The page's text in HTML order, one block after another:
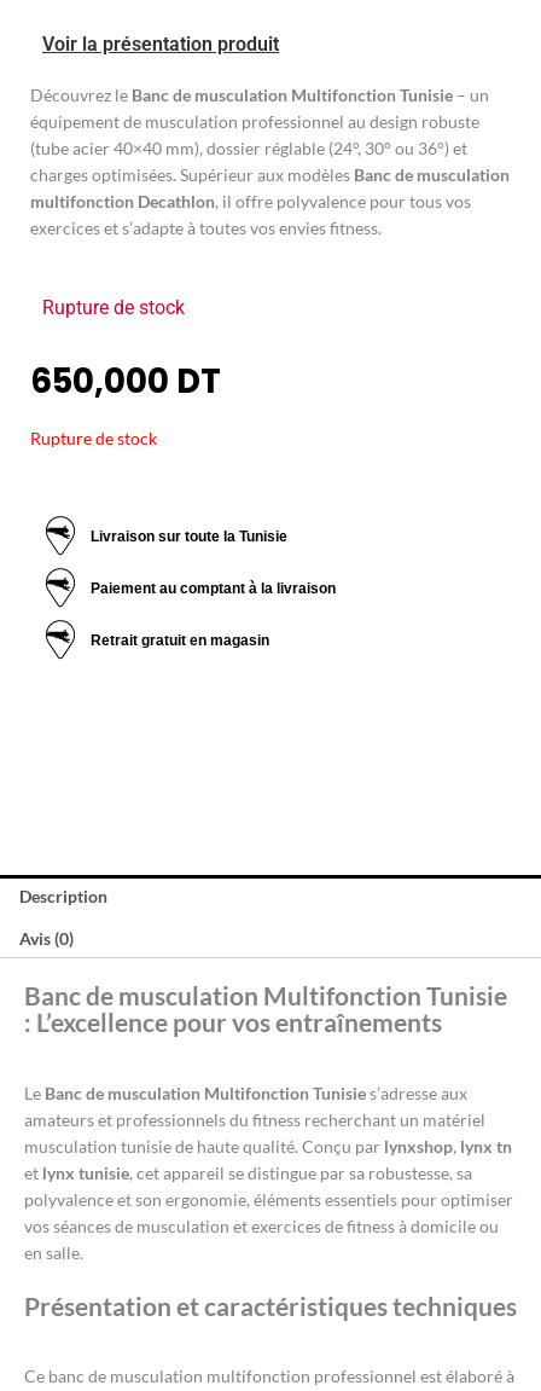
Voir la présentation produit
Découvrez le Banc de musculation Multifonction Tunisie – un
équipement de musculation professionnel au design robuste
(tube acier 40×40 mm), dossier réglable (24°, 30° ou 36°) et
charges optimisées. Supérieur aux modèles Banc de musculation
multifonction Decathlon, il offre polyvalence pour tous vos
exercices et s’adapte à toutes vos envies fitness.
Rupture de stock
650,000 DT
Rupture de stock
Livraison sur toute la Tunisie
Paiement au comptant à la livraison
Retrait gratuit en magasin
Description
Avis (0)
Banc de musculation Multifonction Tunisie
: L’excellence pour vos entraînements
Le Banc de musculation Multifonction Tunisies’adresse aux
amateurs et professionnels du fitness recherchant un matériel
musculation tunisie de haute qualité. Conçu par lynxshop, lynx tn
et lynx tunisie, cet appareil se distingue par sa robustesse, sa
polyvalence et son ergonomie, éléments essentiels pour optimiser
vos séances de musculation et exercices de fitness à domicile ou
en salle.
Présentation et caractéristiques techniques
Ce banc de musculation multifonction professionnel est élaboré à